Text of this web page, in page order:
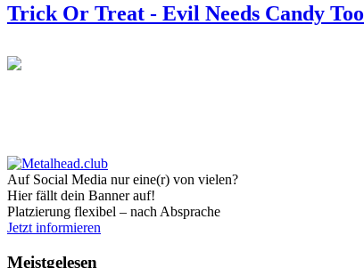
Trick Or Treat - Evil Needs Candy Too
Auf Social Media nur eine(r) von vielen?
Hier fällt dein Banner auf!
Platzierung flexibel – nach Absprache
Jetzt informieren
Meistgelesen